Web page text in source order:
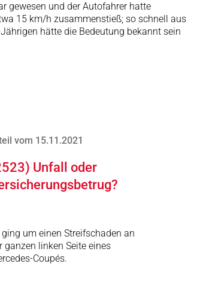
gewesen und der Autofahrer hatte
15 km/h zusammenstieß; so schnell aus
hätte die Bedeutung bekannt sein
vom 15.11.2021
Unfall oder
ging um einen Streifschaden an
ganzen linken Seite eines
Coupés.